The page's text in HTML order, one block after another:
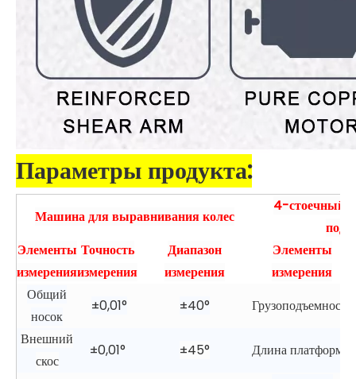
Параметры продукта:
Машина для выравнивания колес
4-стоечный
Элементы
измерения
Точность
измерения
Диапазон
измерения
Элементы
измерения
Общий
носок
±0,01° ±40°
Грузоподъемность
Внешний
скос
±0,01° ±45°
Длина платформы